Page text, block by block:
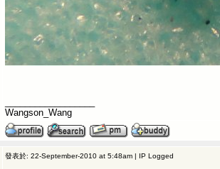
Wangson_Wang
發表於: 22-September-2010 at 5:48am | IP Logged